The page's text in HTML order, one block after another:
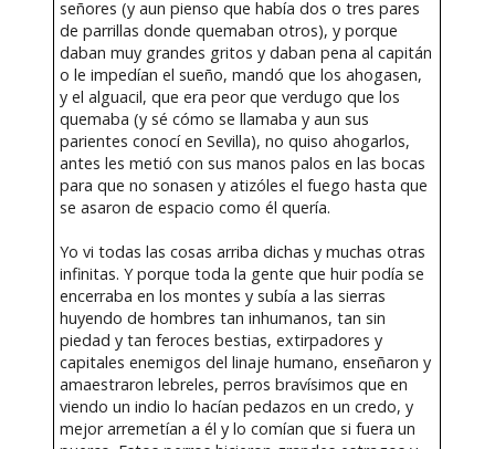
señores (y aun pienso que había dos o tres pares
de parrillas donde quemaban otros), y porque
daban muy grandes gritos y daban pena al capitán
o le impedían el sueño, mandó que los ahogasen,
y el alguacil, que era peor que verdugo que los
quemaba (y sé cómo se llamaba y aun sus
parientes conocí en Sevilla), no quiso ahogarlos,
antes les metió con sus manos palos en las bocas
para que no sonasen y atizóles el fuego hasta que
se asaron de espacio como él quería.
Yo vi todas las cosas arriba dichas y muchas otras
infinitas. Y porque toda la gente que huir podía se
encerraba en los montes y subía a las sierras
huyendo de hombres tan inhumanos, tan sin
piedad y tan feroces bestias, extirpadores y
capitales enemigos del linaje humano, enseñaron y
amaestraron lebreles, perros bravísimos que en
viendo un indio lo hacían pedazos en un credo, y
mejor arremetían a él y lo comían que si fuera un